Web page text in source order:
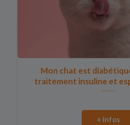
Mon chat est
traitement insuline et
+ infos